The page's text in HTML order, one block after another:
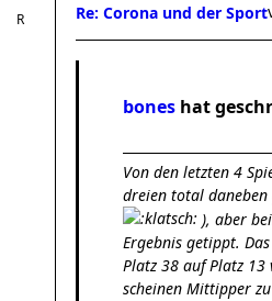
Re: Corona und der Sport
bones hat
Von den letzten 4
dreien total daneben
), aber
Ergebnis getippt.
Platz 38 auf Platz
scheinen Mittipper